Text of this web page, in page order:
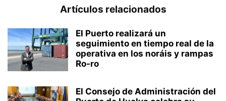
Artículos relacionados
El Puerto realizará un
seguimiento en tiempo real de la
operativa en los noráis y rampas
Ro-ro
El Consejo de Administración del